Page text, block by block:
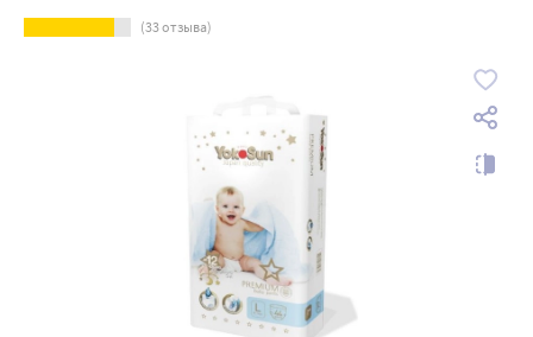
(33отзыва)